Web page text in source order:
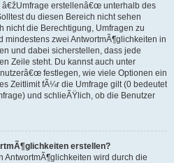
erstellenâ€œ unterhalb des
du diesen Bereich nicht sehen
nicht die Berechtigung, Umfragen zu
mindestens zwei AntwortmÃ¶glichkeiten in
und dabei sicherstellen, dass jede
Zeile steht. Du kannst auch unter
festlegen, wie viele Optionen ein
Zeitlimit fÃ¼r die Umfrage gilt (0 bedeutet
und schlieÃŸlich, ob die Benutzer
erstellen?
AntwortmÃ¶glichkeiten wird durch die